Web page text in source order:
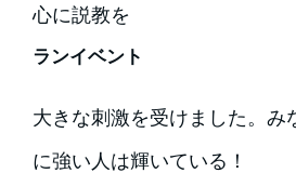
心に説教を
ランイベント
大きな刺激を受けました。み
に強い人は輝いている！